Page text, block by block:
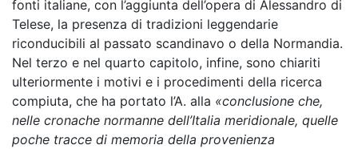
fonti italiane, con l’aggiunta dell’opera di Alessandro di
Telese, la presenza di tradizioni leggendarie
riconducibili al passato scandinavo o della Normandia.
Nel terzo e nel quarto capitolo, infine, sono chiariti
ulteriormente i motivi e i procedimenti della ricerca
compiuta, che ha portato l’A. alla «conclusione che,
nelle cronache normanne dell’Italia meridionale, quelle
poche tracce di memoria della provenienza